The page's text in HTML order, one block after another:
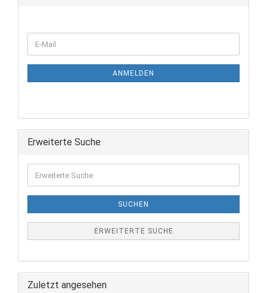
ANMELDEN
Erweiterte Suche
SUCHEN
ERWEITERTE SUCHE
Zuletzt angesehen